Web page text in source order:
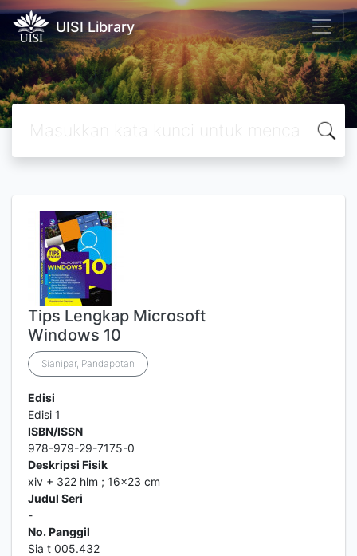
UISI Library
Tips Lengkap Microsoft
Windows 10
Sianipar, Pandapotan
Edisi
Edisi 1
ISBN/ISSN
978-979-29-7175-0
Deskripsi Fisik
xiv + 322 hlm ; 16x23 cm
Judul Seri
-
No. Panggil
Sia t 005.432